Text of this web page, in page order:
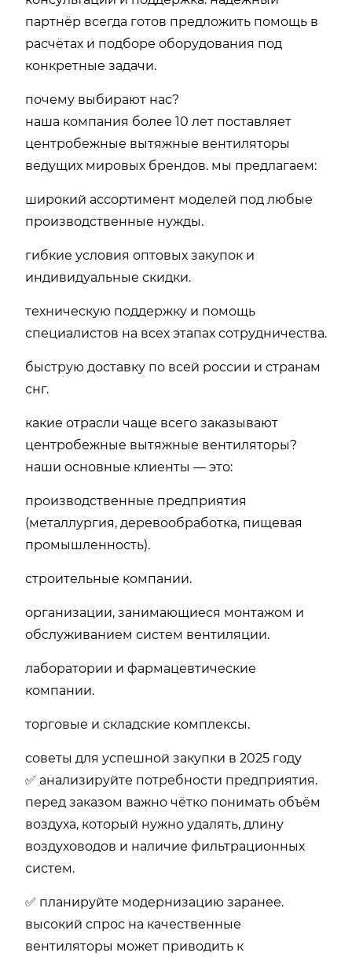
партнёр всегда готов предложить помощь в
расчётах и подборе оборудования под
конкретные задачи.
почему выбирают нас?
наша компания более 10 лет поставляет
центробежные вытяжные вентиляторы
ведущих мировых брендов. мы предлагаем:
широкий ассортимент моделей под любые
производственные нужды.
гибкие условия оптовых закупок и
индивидуальные скидки.
техническую поддержку и помощь
специалистов на всех этапах сотрудничества.
быструю доставку по всей россии и странам
снг.
какие отрасли чаще всего заказывают
центробежные вытяжные вентиляторы?
наши основные клиенты — это:
производственные предприятия
(металлургия, деревообработка, пищевая
промышленность).
строительные компании.
организации, занимающиеся монтажом и
обслуживанием систем вентиляции.
лаборатории и фармацевтические
компании.
торговые и складские комплексы.
советы для успешной закупки в 2025 году
✅ анализируйте потребности предприятия.
перед заказом важно чётко понимать объём
воздуха, который нужно удалять, длину
воздуховодов и наличие фильтрационных
систем.
✅ планируйте модернизацию заранее.
высокий спрос на качественные
вентиляторы может приводить к